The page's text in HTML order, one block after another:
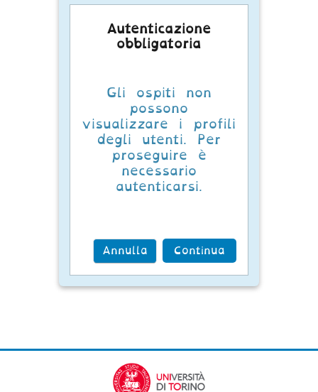
Autenticazione
obbligatoria
Gli ospiti non
possono
visualizzare i profili
degli utenti. Per
proseguire è
necessario
autenticarsi.
Annulla Continua